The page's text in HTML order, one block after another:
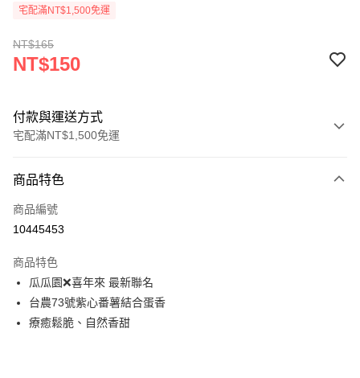
宅配滿NT$1,500免運
NT$165
NT$150
付款與運送方式
宅配滿NT$1,500免運
信用卡一次付款
LINE Pay
街口支付
悠遊付
商品特色
商品編號
10445453
商品特色
瓜瓜園❌喜年來 最新聯名
台農73號紫心番薯結合蛋香
療癒鬆脆、自然香甜